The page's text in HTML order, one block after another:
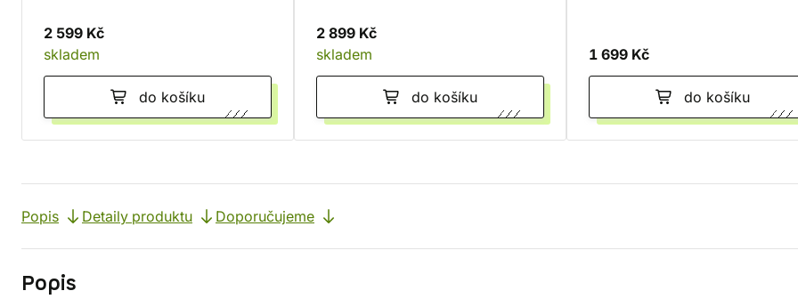
2 599 Kč
skladem
do košíku
2 899 Kč
skladem
do košíku
1 699 Kč
do košíku
Popis Detaily produktu Doporučujeme
Popis